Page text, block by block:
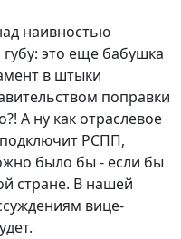
наивностью
это еще бабушка
в штыки
поправки
А ну как отраслевое
РСПП,
было бы - если бы
стране. В нашей
вице-